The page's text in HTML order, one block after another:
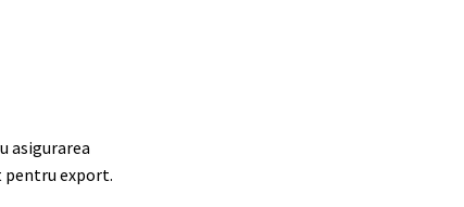
asigurarea
pentru export.